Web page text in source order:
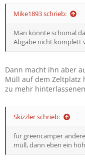
Mike1893 schrieb:
Man könnte schomal
Abgabe nicht komplett
Dann macht ihn aber
Müll auf dem Zeltplatz
zu mehr
Skizzler schrieb:
für greencamper
müll, dann eben ein